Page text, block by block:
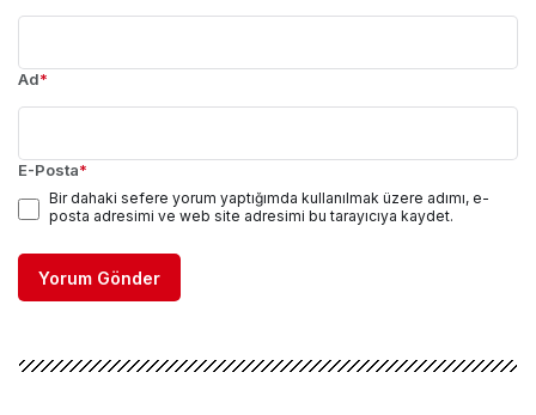
Ad*
E-Posta*
Bir dahaki sefere yorum yaptığımda kullanılmak üzere adımı, e-
posta adresimi ve web site adresimi bu tarayıcıya kaydet.
Yorum Gönder